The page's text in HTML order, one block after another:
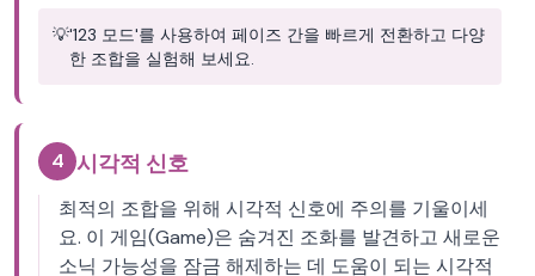
💡'123 모드'를 사용하여 페이즈 간을 빠르게 전환하고 다양
한 조합을 실험해 보세요.
4 시각적 신호
최적의 조합을 위해 시각적 신호에 주의를 기울이세
요. 이 게임(Game)은 숨겨진 조화를 발견하고 새로운
소닉 가능성을 잠금 해제하는 데 도움이 되는 시각적